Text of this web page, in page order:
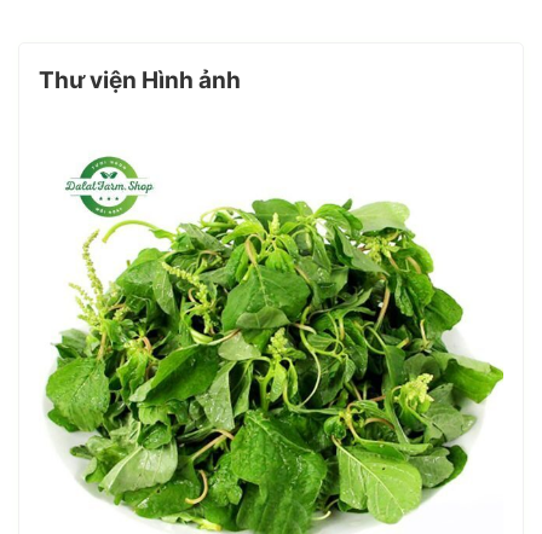
Thư viện Hình ảnh